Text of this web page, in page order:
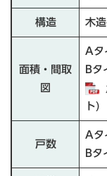
構造 木
面積・間取
図
Aタ
B
ト)
戸数
A
B